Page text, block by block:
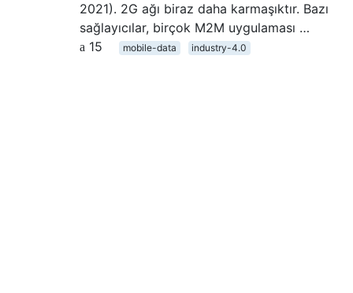
2021). 2G ağı biraz daha karmaşıktır. Bazı
sağlayıcılar, birçok M2M uygulaması …
15
mobile-data industry-4.0